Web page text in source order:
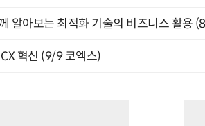
알아보는 최적화 기술의 비즈니스 활용
혁신 (9/9 코엑스)